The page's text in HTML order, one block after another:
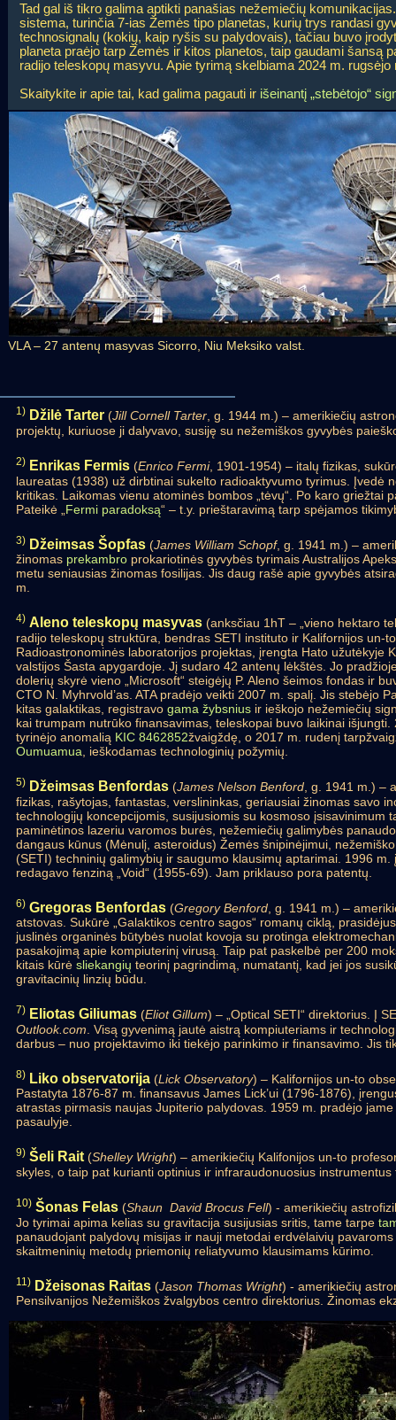
Tad gal iš tikro galima aptikti panašias nežemiečių
sistema, turinčia 7-ias Žemės tipo planetas, kurių trys randasi
technosignalų (kokių, kaip ryšis su palydovais), tačiau buvo
planeta praėjo tarp Žemės ir kitos planetos, taip gaudami šansą
radijo teleskopų masyvu. Apie tyrimą skelbiama 2024 m. rugsėjo
Skaitykite ir apie tai, kad galima pagauti ir išeinantį „stebėtojo“
VLA – 27 antenų masyvas Sicorro, Niu Meksiko valst.
1) Džilė Tarter (Jill Cornell Tarter , g. 1944 m.) – amerikiečių
projektų, kuriuose ji dalyvavo, susiję su nežemiškos gyvybės
2) Enrikas Fermis (Enrico Fermi, 1901-1954) – italų fizikas,
laureatas (1938) už dirbtinai sukelto radioaktyvumo tyrimus. Įvedė
kritikas. Laikomas vienu atominės bombos „tėvų“. Po karo
Pateikė „ Fermi paradoksą“ – t.y. prieštaravimą tarp spėjamos
3) Džeimsas Šopfas (James William Schopf, g. 1941 m.) –
žinomas prekambro prokariotinės gyvybės tyrimais Australijos
metu seniausias žinomas fosilijas. Jis daug rašė apie gyvybės
m.
4) Aleno teleskopų masyvas (anksčiau 1hT – „vieno hektaro
radijo teleskopų struktūra, bendras SETI instituto ir Kalifornijos un-
Radioastronominės laboratorijos projektas, įrengta Hato užutėkyje
valstijos Šasta apygardoje. Jį sudaro 42 antenų lėkštės. Jo
dolerių skyrė vieno „Microsoft“ steigėjų P. Aleno šeimos fondas ir
CTO N. Myhrvold’as. ATA pradėjo veikti 2007 m. spalį. Jis stebėjo
kitas galaktikas, registravo gama žybsnius ir ieškojo nežemiečių
kai trumpam nutrūko finansavimas, teleskopai buvo laikinai išjungti.
tyrinėjo anomalią KIC 8462852žvaigždę, o 2017 m. rudenį
Oumuamua , ieškodamas technologinių požymių.
5) Džeimsas Benfordas (James Nelson Benford , g. 1941 m.) –
fizikas, rašytojas, fantastas, verslininkas, geriausiai žinomas savo
technologijų koncepcijomis, susijusiomis su kosmoso įsisavinimum
paminėtinos lazeriu varomos burės, nežemiečių galimybės
dangaus kūnus (Mėnulį, asteroidus) Žemės šnipinėjimui,
(SETI) techninių galimybių ir saugumo klausimų aptarimai. 1996
redagavo fenziną „Void“ (1955-69). Jam priklauso pora patentų.
6) Gregoras Benfordas (Gregory Benford , g. 1941 m.) –
atstovas. Sukūrė „Galaktikos centro sagos“ romanų ciklą,
juslinės organinės būtybės nuolat kovoja su protinga
pasakojimą apie kompiuterinį virusą. Taip pat paskelbė per 200
kitais kūrė sliekangių teorinį pagrindimą, numatantį, kad jei jos
gravitacinių linzių būdu.
7) Eliotas Giliumas (Eliot Gillum) – „Optical SETI“ direktorius. Į
Outlook.com . Visą gyvenimą jautė aistrą kompiuteriams ir
darbus – nuo projektavimo iki tiekėjo parinkimo ir finansavimo. Jis
8) Liko observatorija (Lick Observatory) – Kalifornijos un-to
Pastatyta 1876-87 m. finansavus James Lick’ui (1796-1876),
atrastas pirmasis naujas Jupiterio palydovas. 1959 m. pradėjo
pasaulyje.
9) Šeli Rait (Shelley Wright) – amerikiečių Kalifonijos un-to
skyles, o taip pat kurianti optinius ir infraraudonuosius
10) Šonas Felas (Shaun David Brocus Fell) - amerikiečių
Jo tyrimai apima kelias su gravitacija susijusias sritis, tame tarpe
panaudojant palydovų misijas ir nauji metodai erdvėlaivių
skaitmeninių metodų priemonių reliatyvumo klausimams kūrimo.
11) Džeisonas Raitas (Jason Thomas Wright) - amerikiečių
Pensilvanijos Nežemiškos žvalgybos centro direktorius. Žinomas